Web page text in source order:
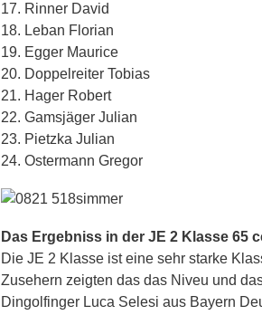
17. Rinner David
18. Leban Florian
19. Egger Maurice
20. Doppelreiter Tobias
21. Hager Robert
22. Gamsjäger Julian
23. Pietzka Julian
24. Ostermann Gregor
Das Ergebniss in der JE 2 Klasse 65
Die JE 2 Klasse ist eine sehr starke
Zusehern zeigten das das Niveu und
Dingolfinger Luca Selesi aus Bayern